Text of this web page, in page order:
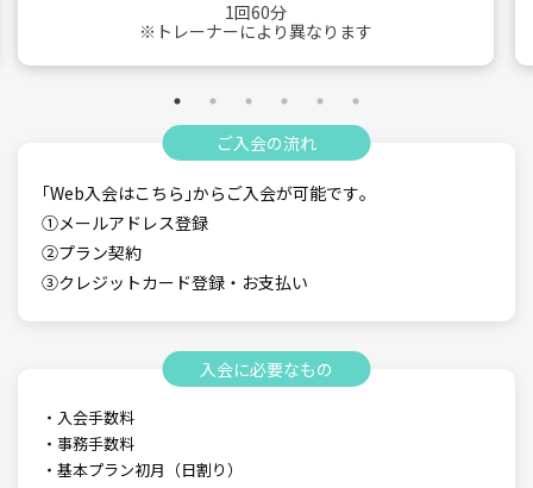
1回60分
※トレーナーにより異なります
ご入会の流れ
｢Web入会はこちら｣からご入会が可能です｡
①メールアドレス登録
②プラン契約
③クレジットカード登録・お支払い
入会に必要なもの
・入会手数料
・事務手数料
・基本プラン初月（日割り）